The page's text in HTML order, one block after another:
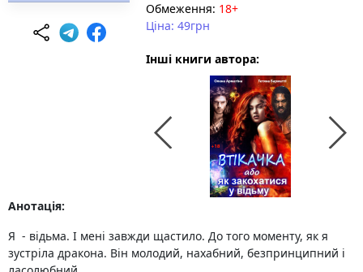
Обмеження: 18+
Ціна: 49грн
Інші книги автора:
Анотація:
Я - відьма. І мені завжди щастило. До того моменту, як я
зустріла дракона. Він молодий, нахабний, безпринципний і